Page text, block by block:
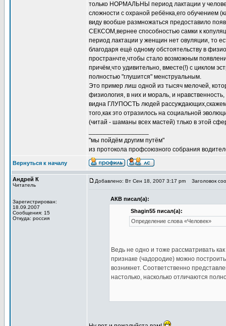
только НОРМАЛЬНЫ период лактации у
сложности с охраной ребёнка,его обучением
виду вообше размножаться предоставило
СЕКСОМ,вернее способностью самки к
период лактации у женщин нет овуляции, то
благодаря ещё одному обстоятельству в
пространчте,чтобы стало возможным
причём,что удивительно, вместе(!) с циклом
полностью "глушится" менструальным.
Это пример лиш одной из тысяч мелочей,
физиология, в них и мораль, и
видна ГЛУПОСТЬ людей
того,как это отразилось на социальной
(читай - шаманы всех мастей) тлько в этой
"мы пойдём другим путём"
из протокола профсоюзного собрания
Вернуться к началу
Андрей К
Читатель
Зарегистрирован:
18.09.2007
Сообщения: 15
Откуда: россия
Добавлено: Вт Сен 18, 2007 3:17 pm Заголовок
АКВ писал(а):
Shagin55 писал(а):
Определение слова «Человек»
Ведь не одно и тоже рассматривать
признаке (чадородие) можно
возникнет. Соответственно
настолько, насколько отличаются